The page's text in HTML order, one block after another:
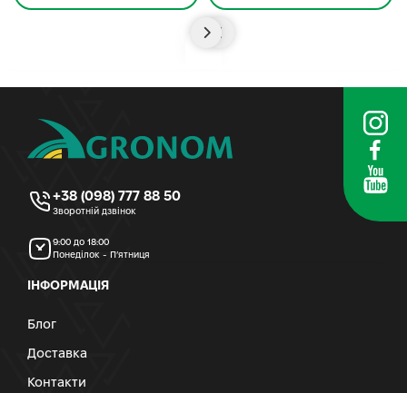
+38 (098) 777 88 50
Зворотній дзвінок
9:00 до 18:00
Понеділок - П’ятниця
ІНФОРМАЦІЯ
Блог
Доставка
Контакти